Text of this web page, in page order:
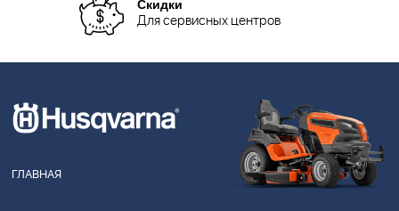
Скидки
Для сервисных центров
ГЛАВНАЯ